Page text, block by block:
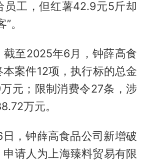
员工，但红薯42.9元5斤却
。
截至2025年6月，钟薛高食
案件12项，执行标的总金
元；限制消费令27条，涉
万元。
，钟薛高食品公司新增破
申请人为上海臻料贸易有限